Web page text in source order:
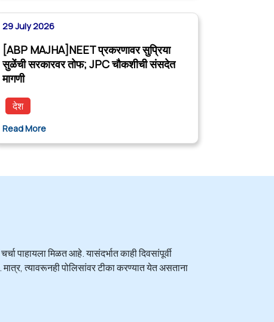
29 July 2026
[ABP MAJHA]NEET प्रकरणावर सुप्रिया
सुळेंची सरकारवर तोफ; JPC चौकशीची संसदेत
मागणी
देश
Read More
पाहायला मिळत आहे. यासंदर्भात काही दिवसांपूर्वी
त्यावरूनही पोलिसांवर टीका करण्यात येत असताना